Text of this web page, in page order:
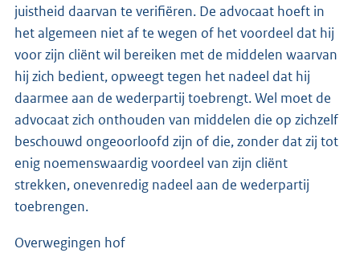
juistheid daarvan te verifiëren. De advocaat hoeft in
het algemeen niet af te wegen of het voordeel dat hij
voor zijn cliënt wil bereiken met de middelen waarvan
hij zich bedient, opweegt tegen het nadeel dat hij
daarmee aan de wederpartij toebrengt. Wel moet de
advocaat zich onthouden van middelen die op zichzelf
beschouwd ongeoorloofd zijn of die, zonder dat zij tot
enig noemenswaardig voordeel van zijn cliënt
strekken, onevenredig nadeel aan de wederpartij
toebrengen.
Overwegingen hof